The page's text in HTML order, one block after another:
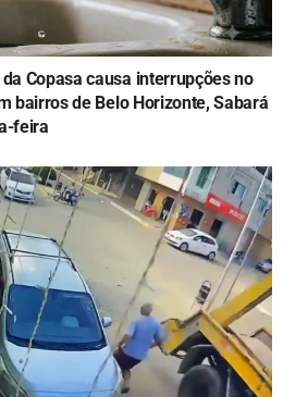
Copasa causa interrupções no
bairros de Belo Horizonte, Sabará
feira